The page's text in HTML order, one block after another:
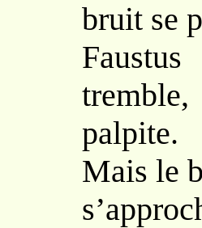
bruit se
palpite.
Mais le